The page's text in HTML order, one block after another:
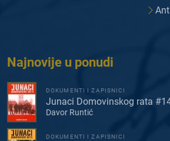
Najnovije u ponudi
DOKUMENTI I ZAPISNICI
Junaci Domovinskog rata
Davor Runtić
DOKUMENTI I ZAPISNICI